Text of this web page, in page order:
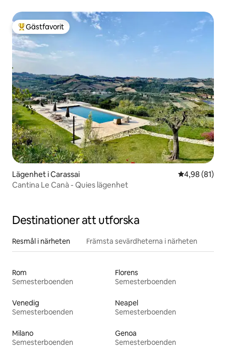
Populär gästfavorit
Gästfavorit
Lägenhet i Carassai 4,98 av 5 i
4,98 (81)
Cantina Le Canà - Quies lägenhet
Destinationer att utforska
Resmål i närheten Främsta sevärdheterna i närheten
Rom
Semesterboenden
Florens
Semesterboenden
Venedig
Semesterboenden
Neapel
Semesterboenden
Milano
Semesterboenden
Genoa
Semesterboenden